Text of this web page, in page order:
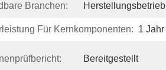
Branchen: Herstellungsbetrieb
Für Kernkomponenten: 1 Jahr
Bereitgestellt